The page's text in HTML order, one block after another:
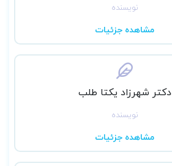
نویسنده
مشاهده جزئیات
دکتر شهرزاد یکتا طلب
نویسنده
مشاهده جزئیات